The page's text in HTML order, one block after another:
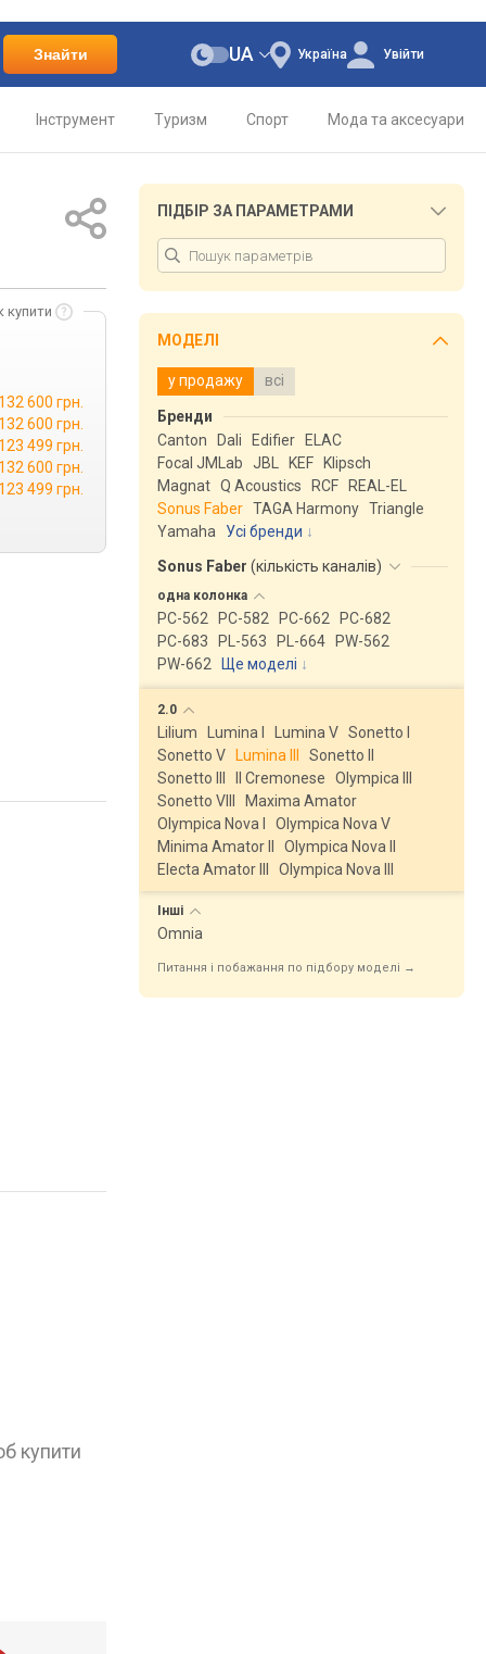
Знайти Україна
UA Увійти
Інструмент Туризм Спорт Мода та аксесуари
купити
600 грн.
600 грн.
499 грн.
600 грн.
499 грн.
купити
ПІДБІР ЗА ПАРАМЕТРАМИ
МОДЕЛІ
у продажу всі
Бренди
Canton
Dali Edifier
ELAC
Focal JMLab
JBL KEF
Klipsch
Magnat Q Acoustics RCF
REAL-EL
Sonus Faber TAGA Harmony Triangle
Yamaha
Усі бренди
Sonus Faber (кількість каналів)
одна колонка
PC-562 PC-582 PC-662
PC-682
PC-683
PL-563 PL-664
PW-562
PW-662
Ще моделі ↓
2.0
Lilium Lumina I Lumina V Sonetto I
Sonetto V
Lumina III
Sonetto II
Sonetto III
Il Cremonese
Olympica III
Sonetto VIII
Maxima Amator
Olympica Nova I
Olympica Nova V
Minima Amator II
Olympica Nova II
Electa Amator III
Olympica Nova III
Інші
Omnia
Питання і побажання по підбору моделі →